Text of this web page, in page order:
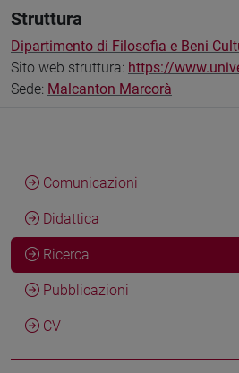
Struttura
Dipartimento di Filosofia e Beni
Sito web struttura: https://
Sede: Malcanton Marcorà
Comunicazioni
Didattica
Ricerca
Pubblicazioni
CV